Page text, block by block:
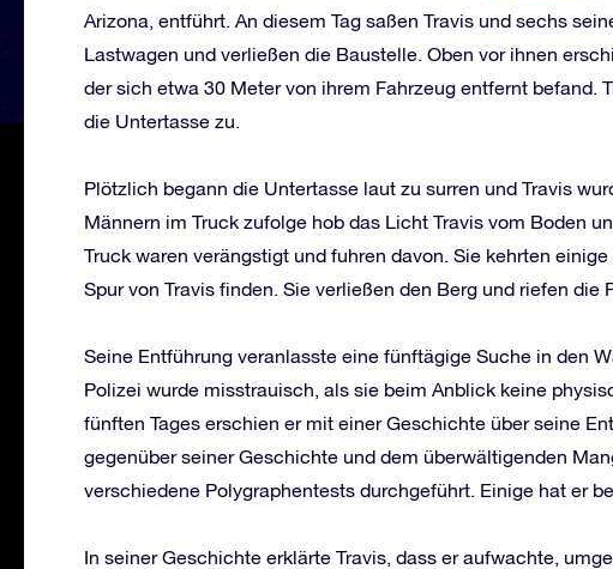
Arizona, entführt. An diesem Tag saßen Travis und sechs
Lastwagen und verließen die Baustelle. Oben vor ihnen
der sich etwa 30 Meter von ihrem Fahrzeug entfernt befand.
die Untertasse zu.
Plötzlich begann die Untertasse laut zu surren und Travis
Männern im Truck zufolge hob das Licht Travis vom Boden
Truck waren verängstigt und fuhren davon. Sie kehrten
Spur von Travis finden. Sie verließen den Berg und riefen die
Seine Entführung veranlasste eine fünftägige Suche in den
Polizei wurde misstrauisch, als sie beim Anblick keine
fünften Tages erschien er mit einer Geschichte über seine
gegenüber seiner Geschichte und dem überwältigenden
verschiedene Polygraphentests durchgeführt. Einige hat er
In seiner Geschichte erklärte Travis, dass er aufwachte,